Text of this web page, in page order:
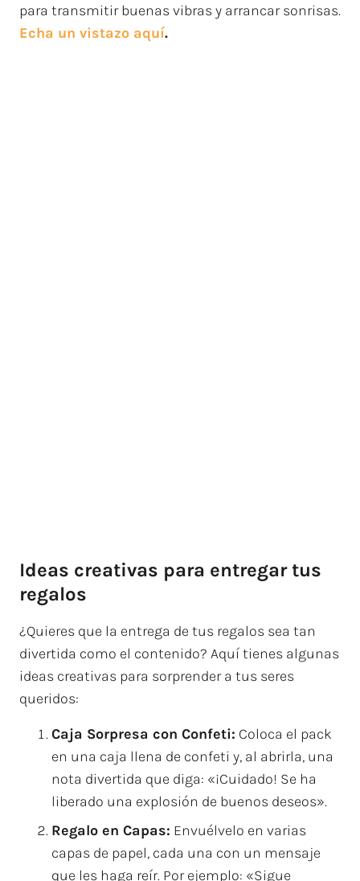
para transmitir buenas vibras y arrancar sonrisas.
Echa un vistazo aquí.
Ideas creativas para entregar tus
regalos
¿Quieres que la entrega de tus regalos sea tan
divertida como el contenido? Aquí tienes algunas
ideas creativas para sorprender a tus seres
queridos:
Caja Sorpresa con Confeti: Coloca el pack
en una caja llena de confeti y, al abrirla, una
nota divertida que diga: «¡Cuidado! Se ha
liberado una explosión de buenos deseos».
Regalo en Capas: Envuélvelo en varias
capas de papel, cada una con un mensaje
que les haga reír. Por ejemplo: «Sigue